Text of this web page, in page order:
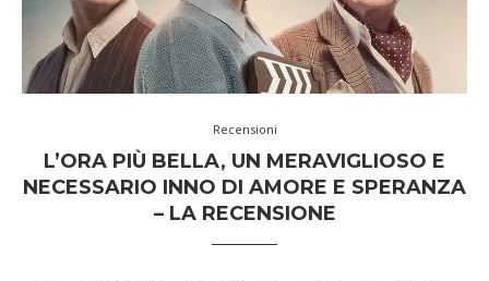
Recensioni
L’ORA PIÙ BELLA, UN MERAVIGLIOSO E
NECESSARIO INNO DI AMORE E SPERANZA
– LA RECENSIONE